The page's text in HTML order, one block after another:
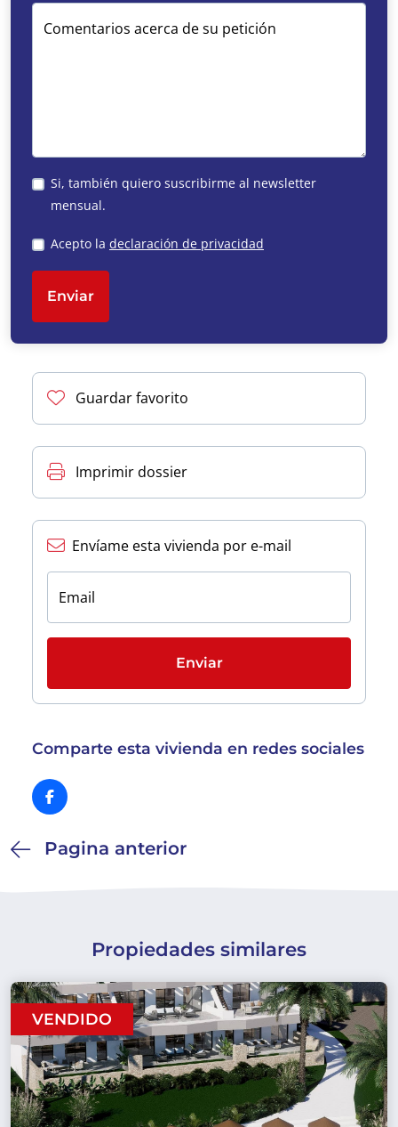
Comentarios acerca de su petición
Si, también quiero suscribirme al newsletter
mensual.
Acepto la declaración de privacidad
Enviar
Guardar favorito
Imprimir dossier
Envíame esta vivienda por e-mail
Email
Enviar
Comparte esta vivienda en redes sociales
Pagina anterior
Propiedades similares
VENDIDO